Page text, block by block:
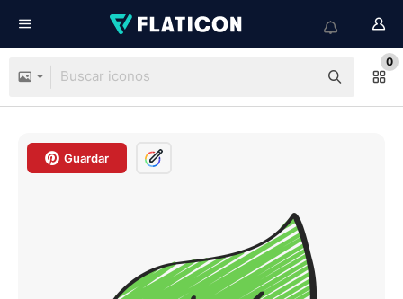
0
Guardar